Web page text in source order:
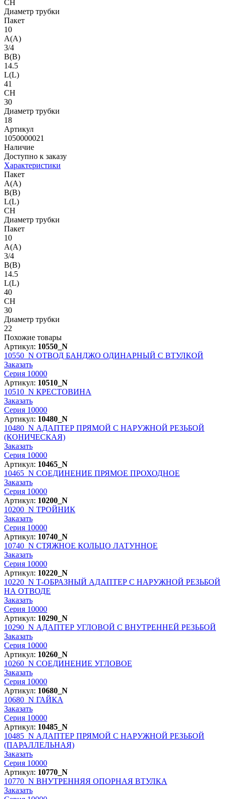
CH
Диаметр трубки
Пакет
10
A(A)
3/4
B(B)
14.5
L(L)
41
CH
30
Диаметр трубки
18
Артикул
1050000021
Наличие
Доступно к заказу
Характеристики
Пакет
A(A)
B(B)
L(L)
CH
Диаметр трубки
Пакет
10
A(A)
3/4
B(B)
14.5
L(L)
40
CH
30
Диаметр трубки
22
Похожие товары
Артикул: 10550_N
10550_N ОТВОД БАНДЖО ОДИНАРНЫЙ С ВТУЛКОЙ
Заказать
Серия 10000
Артикул: 10510_N
10510_N КРЕСТОВИНА
Заказать
Серия 10000
Артикул: 10480_N
10480_N АДАПТЕР ПРЯМОЙ С НАРУЖНОЙ РЕЗЬБОЙ
(КОНИЧЕСКАЯ)
Заказать
Серия 10000
Артикул: 10465_N
10465_N СОЕДИНЕНИЕ ПРЯМОЕ ПРОХОДНОЕ
Заказать
Серия 10000
Артикул: 10200_N
10200_N ТРОЙНИК
Заказать
Серия 10000
Артикул: 10740_N
10740_N СТЯЖНОЕ КОЛЬЦО ЛАТУННОЕ
Заказать
Серия 10000
Артикул: 10220_N
10220_N Т-ОБРАЗНЫЙ АДАПТЕР С НАРУЖНОЙ РЕЗЬБОЙ
НА ОТВОДЕ
Заказать
Серия 10000
Артикул: 10290_N
10290_N АДАПТЕР УГЛОВОЙ С ВНУТРЕННЕЙ РЕЗЬБОЙ
Заказать
Серия 10000
Артикул: 10260_N
10260_N СОЕДИНЕНИЕ УГЛОВОЕ
Заказать
Серия 10000
Артикул: 10680_N
10680_N ГАЙКА
Заказать
Серия 10000
Артикул: 10485_N
10485_N АДАПТЕР ПРЯМОЙ С НАРУЖНОЙ РЕЗЬБОЙ
(ПАРАЛЛЕЛЬНАЯ)
Заказать
Серия 10000
Артикул: 10770_N
10770_N ВНУТРЕННЯЯ ОПОРНАЯ ВТУЛКА
Заказать